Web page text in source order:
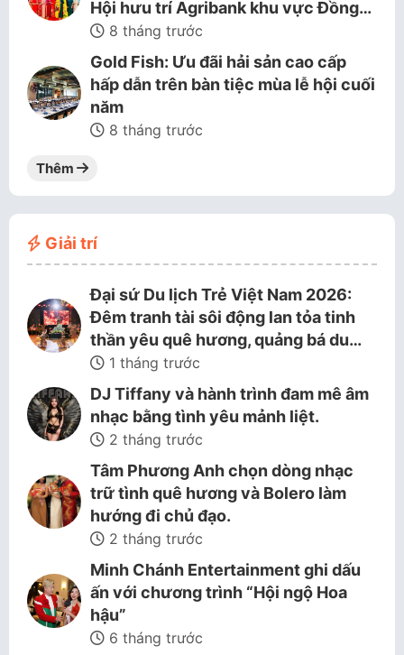
Hội hưu trí Agribank khu vực Đồng…
8 tháng trước
Gold Fish: Ưu đãi hải sản cao cấp
hấp dẫn trên bàn tiệc mùa lễ hội cuối
năm
8 tháng trước
Thêm
Giải trí
Đại sứ Du lịch Trẻ Việt Nam 2026:
Đêm tranh tài sôi động lan tỏa tinh
thần yêu quê hương, quảng bá du…
1 tháng trước
DJ Tiffany và hành trình đam mê âm
nhạc bằng tình yêu mảnh liệt.
2 tháng trước
Tâm Phương Anh chọn dòng nhạc
trữ tình quê hương và Bolero làm
hướng đi chủ đạo.
2 tháng trước
Minh Chánh Entertainment ghi dấu
ấn với chương trình “Hội ngộ Hoa
hậu”
6 tháng trước